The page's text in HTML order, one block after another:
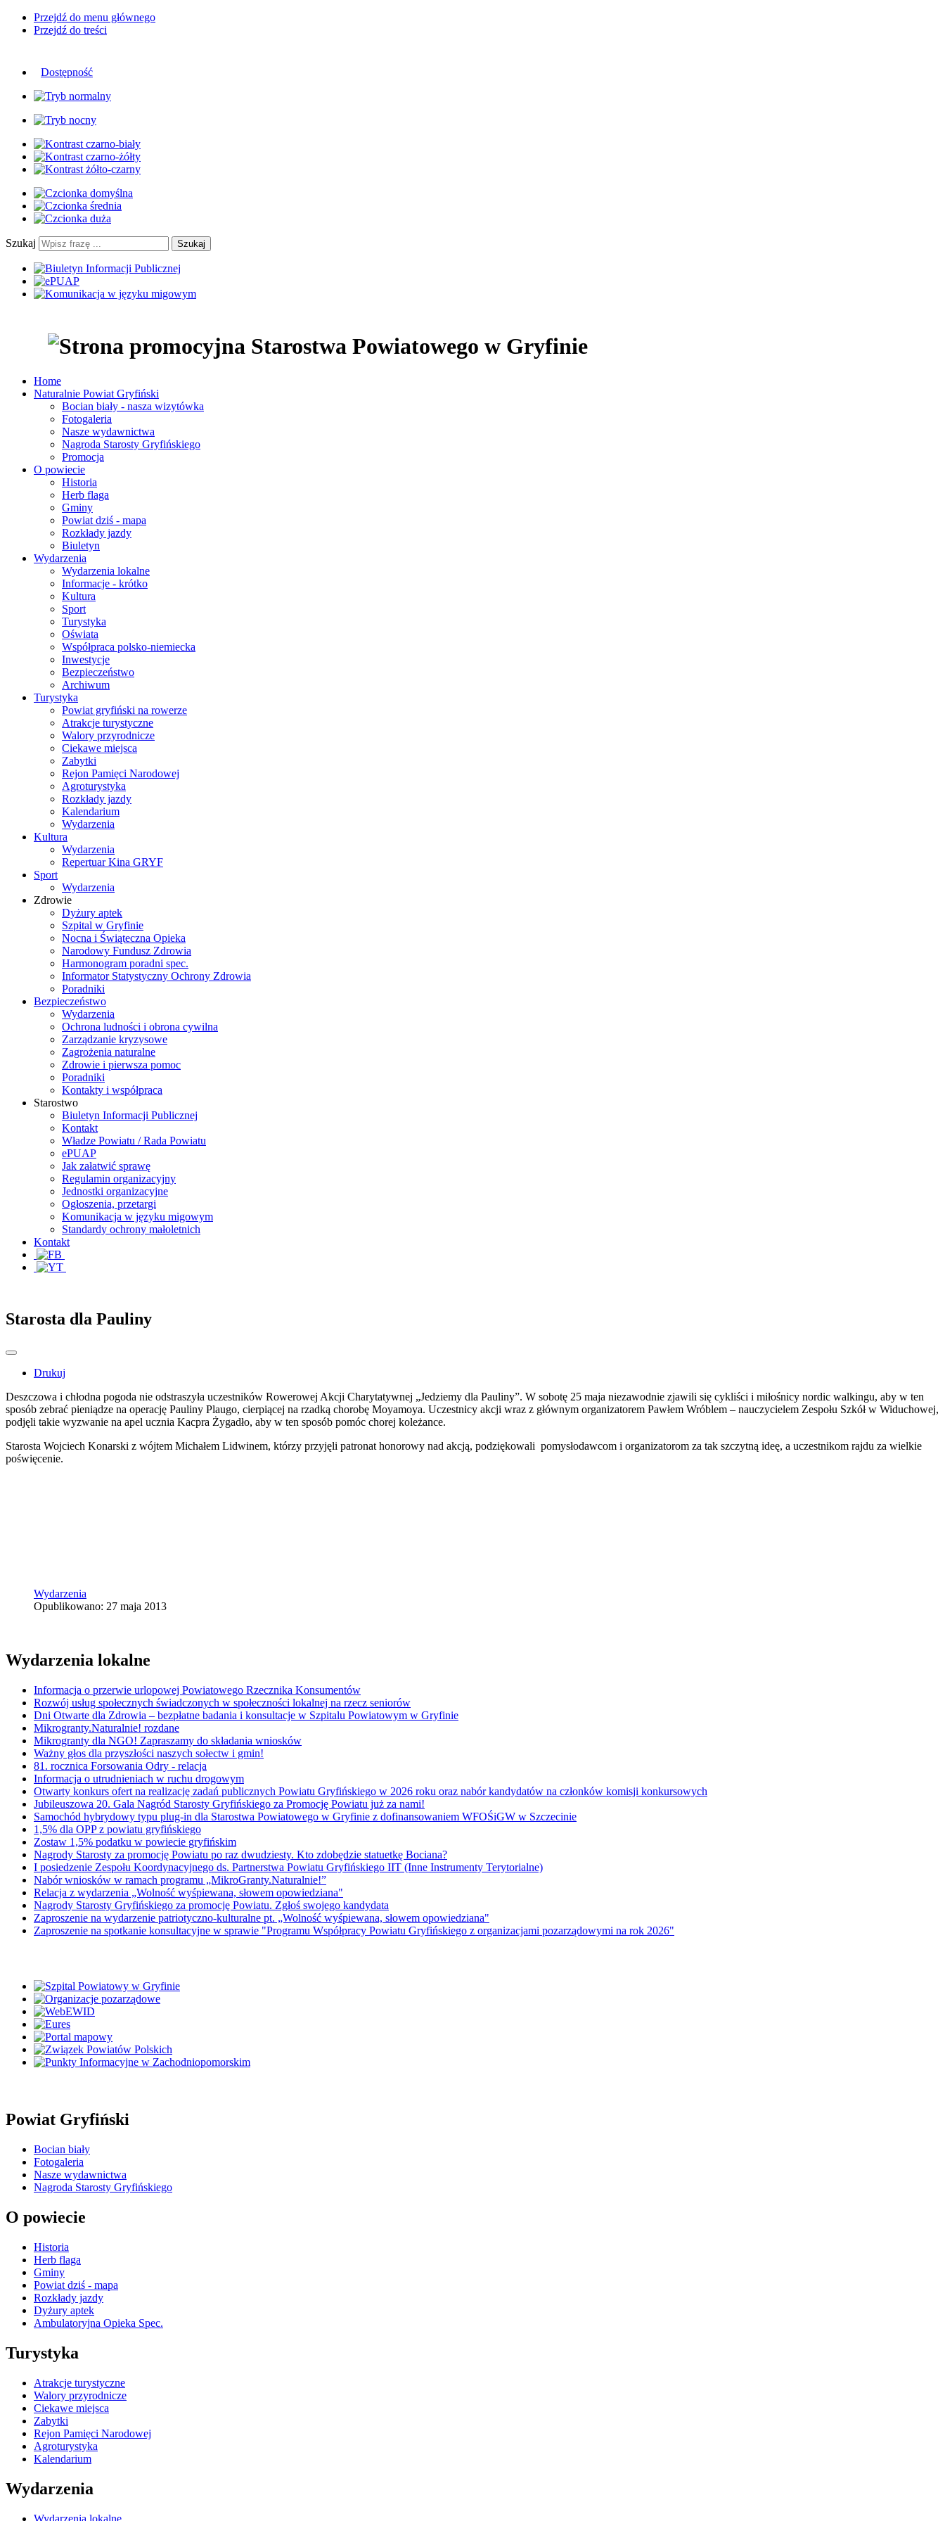
Przejdź do menu głównego
Przejdź do treści
Dostępność
Szukaj Szukaj
Home
Naturalnie Powiat Gryfiński
Bocian biały - nasza wizytówka
Fotogaleria
Nasze wydawnictwa
Nagroda Starosty Gryfińskiego
Promocja
O powiecie
Historia
Herb flaga
Gminy
Powiat dziś - mapa
Rozkłady jazdy
Biuletyn
Wydarzenia
Wydarzenia lokalne
Informacje - krótko
Kultura
Sport
Turystyka
Oświata
Współpraca polsko-niemiecka
Inwestycje
Bezpieczeństwo
Archiwum
Turystyka
Powiat gryfiński na rowerze
Atrakcje turystyczne
Walory przyrodnicze
Ciekawe miejsca
Zabytki
Rejon Pamięci Narodowej
Agroturystyka
Rozkłady jazdy
Kalendarium
Wydarzenia
Kultura
Wydarzenia
Repertuar Kina GRYF
Sport
Wydarzenia
Zdrowie
Dyżury aptek
Szpital w Gryfinie
Nocna i Świąteczna Opieka
Narodowy Fundusz Zdrowia
Harmonogram poradni spec.
Informator Statystyczny Ochrony Zdrowia
Poradniki
Bezpieczeństwo
Wydarzenia
Ochrona ludności i obrona cywilna
Zarządzanie kryzysowe
Zagrożenia naturalne
Zdrowie i pierwsza pomoc
Poradniki
Kontakty i współpraca
Starostwo
Biuletyn Informacji Publicznej
Kontakt
Władze Powiatu / Rada Powiatu
ePUAP
Jak załatwić sprawę
Regulamin organizacyjny
Jednostki organizacyjne
Ogłoszenia, przetargi
Komunikacja w języku migowym
Standardy ochrony małoletnich
Kontakt
Starosta dla Pauliny
Drukuj
Deszczowa i chłodna pogoda nie odstraszyła uczestników Rowerowej Akcji Charytatywnej „Jedziemy dla Pauliny”. W sobotę 25 maja niezawodnie zjawili się cykliści i miłośnicy nordic walkingu, aby w ten
sposób zebrać pieniądze na operację Pauliny Plaugo, cierpiącej na rzadką chorobę Moyamoya. Uczestnicy akcji wraz z głównym organizatorem Pawłem Wróblem – nauczycielem Zespołu Szkół w Widuchowej,
podjęli takie wyzwanie na apel ucznia Kacpra Żygadło, aby w ten sposób pomóc chorej koleżance.
Starosta Wojciech Konarski z wójtem Michałem Lidwinem, którzy przyjęli patronat honorowy nad akcją, podziękowali pomysłodawcom i organizatorom za tak szczytną ideę, a uczestnikom rajdu za wielkie
poświęcenie.
Wydarzenia
Opublikowano: 27 maja 2013
Wydarzenia lokalne
Informacja o przerwie urlopowej Powiatowego Rzecznika Konsumentów
Rozwój usług społecznych świadczonych w społeczności lokalnej na rzecz seniorów
Dni Otwarte dla Zdrowia – bezpłatne badania i konsultacje w Szpitalu Powiatowym w Gryfinie
Mikrogranty.Naturalnie! rozdane
Mikrogranty dla NGO! Zapraszamy do składania wniosków
Ważny głos dla przyszłości naszych sołectw i gmin!
81. rocznica Forsowania Odry - relacja
Informacja o utrudnieniach w ruchu drogowym
Otwarty konkurs ofert na realizację zadań publicznych Powiatu Gryfińskiego w 2026 roku oraz nabór kandydatów na członków komisji konkursowych
Jubileuszowa 20. Gala Nagród Starosty Gryfińskiego za Promocję Powiatu już za nami!
Samochód hybrydowy typu plug-in dla Starostwa Powiatowego w Gryfinie z dofinansowaniem WFOŚiGW w Szczecinie
1,5% dla OPP z powiatu gryfińskiego
Zostaw 1,5% podatku w powiecie gryfińskim
Nagrody Starosty za promocję Powiatu po raz dwudziesty. Kto zdobędzie statuetkę Bociana?
I posiedzenie Zespołu Koordynacyjnego ds. Partnerstwa Powiatu Gryfińskiego IIT (Inne Instrumenty Terytorialne)
Nabór wniosków w ramach programu „MikroGranty.Naturalnie!”
Relacja z wydarzenia „Wolność wyśpiewana, słowem opowiedziana"
Nagrody Starosty Gryfińskiego za promocję Powiatu. Zgłoś swojego kandydata
Zaproszenie na wydarzenie patriotyczno-kulturalne pt. „Wolność wyśpiewana, słowem opowiedziana"
Zaproszenie na spotkanie konsultacyjne w sprawie "Programu Współpracy Powiatu Gryfińskiego z organizacjami pozarządowymi na rok 2026"
Powiat Gryfiński
Bocian biały
Fotogaleria
Nasze wydawnictwa
Nagroda Starosty Gryfińskiego
O powiecie
Historia
Herb flaga
Gminy
Powiat dziś - mapa
Rozkłady jazdy
Dyżury aptek
Ambulatoryjna Opieka Spec.
Turystyka
Atrakcje turystyczne
Walory przyrodnicze
Ciekawe miejsca
Zabytki
Rejon Pamięci Narodowej
Agroturystyka
Kalendarium
Wydarzenia
Wydarzenia lokalne